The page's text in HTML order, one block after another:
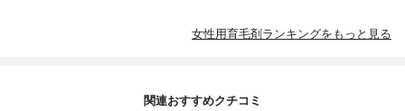
女性用育毛剤ランキングをもっと見る
関連おすすめクチコミ